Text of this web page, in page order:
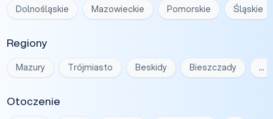
Dolnośląskie Mazowieckie Pomorskie Śląskie
Regiony
Mazury Trójmiasto Beskidy Bieszczady …
Otoczenie